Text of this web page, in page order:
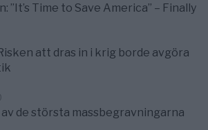
”It’s Time to Save America” – Finally
att dras in i krig borde avgöra
av de största massbegravningarna